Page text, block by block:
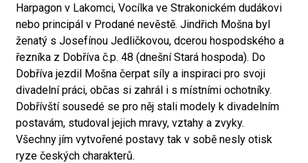
Harpagon v Lakomci, Vocílka ve Strakonickém dudákovi
nebo principál v Prodané nevěstě. Jindřich Mošna byl
ženatý s Josefínou Jedličkovou, dcerou hospodského a
řezníka z Dobříva č.p. 48 (dnešní Stará hospoda). Do
Dobříva jezdil Mošna čerpat síly a inspiraci pro svoji
divadelní práci, občas si zahrál i s místními ochotníky.
Dobřívští sousedé se pro něj stali modely k divadelním
postavám, studoval jejich mravy, vztahy a zvyky.
Všechny jím vytvořené postavy tak v sobě nesly otisk
ryze českých charakterů.